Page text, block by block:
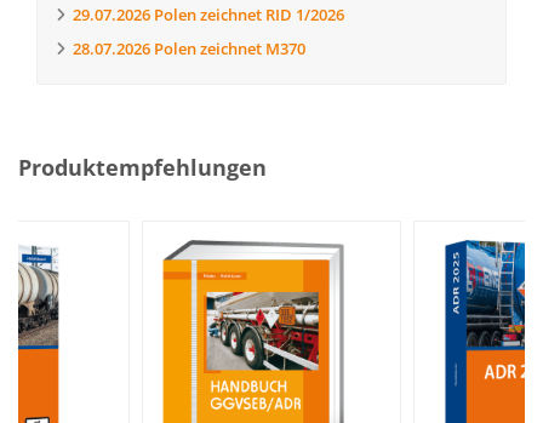
29.07.2026 Polen zeichnet RID 1/2026
28.07.2026 Polen zeichnet M370
Produktempfehlungen